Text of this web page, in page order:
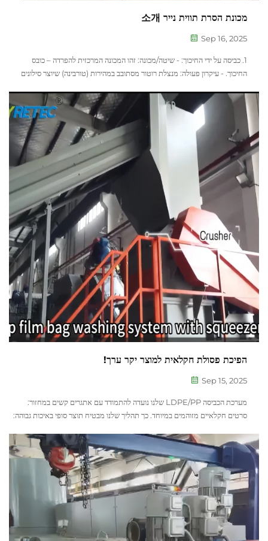
מכונת הסרת תווית נייר 소개
Sep 16, 2025
1. כביסה על ידי החיכוך: - שיטה/מכונה: זהו המכונה המרכזית להפרדה – כובס
החיכוך. - עיקרון פעולה: מנצלת רוטור מסתובב במהירות (טורבינה) שיוצר סילונים
הפיכת פסולת חקלאית למוצר יקר ערך!
Sep 15, 2025
מערכת הכביסה LDPE/PP שלנו נועדה להתמודד עם אתגרים קשים במחזור:
סרטים חקלאיים מזוהמים במיוחד. כך תהליך שלנו מבטיח תוצר סופי באיכות גבוהה: